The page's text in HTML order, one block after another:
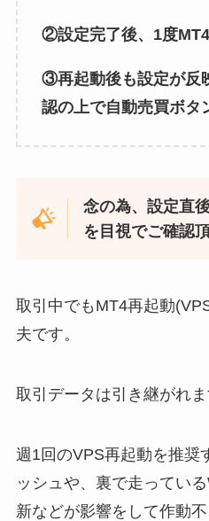
②設定完了後、1度
③再起動後も設定が反
認の上で自動売買ボタ
念の為、設定直
を目視でご確認
取引中でもMT4再起動
夫です。
取引データは引き継がれま
週1回のVPS再起動を推奨
ッシュや、裏で走ってい
新などが影響をして作動